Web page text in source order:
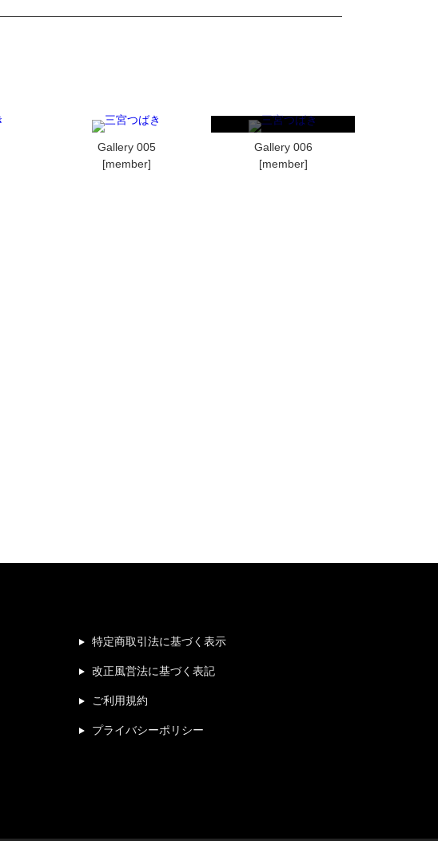
Gallery 005
[member]
Gallery 006
[member]
特定商取引法に基づく表示
改正風営法に基づく表記
ご利用規約
プライバシーポリシー